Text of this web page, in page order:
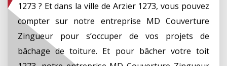
1273 ? Et dans la ville de Arzier 1273, vous pouvez
compter sur notre entreprise MD Couverture
Zingueur pour s’occuper de vos projets de
bâchage de toiture. Et pour bâcher votre toit